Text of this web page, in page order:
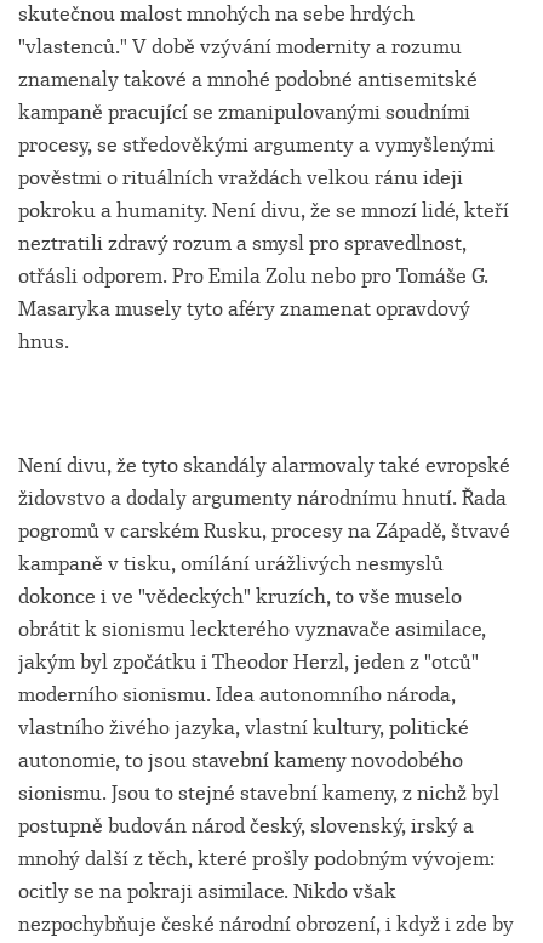
skutečnou malost mnohých na sebe hrdých
"vlastenců." V době vzývání modernity a rozumu
znamenaly takové a mnohé podobné antisemitské
kampaně pracující se zmanipulovanými soudními
procesy, se středověkými argumenty a vymyšlenými
pověstmi o rituálních vraždách velkou ránu ideji
pokroku a humanity. Není divu, že se mnozí lidé, kteří
neztratili zdravý rozum a smysl pro spravedlnost,
otřásli odporem. Pro Emila Zolu nebo pro Tomáše G.
Masaryka musely tyto aféry znamenat opravdový
hnus.
Není divu, že tyto skandály alarmovaly také evropské
židovstvo a dodaly argumenty národnímu hnutí. Řada
pogromů v carském Rusku, procesy na Západě, štvavé
kampaně v tisku, omílání urážlivých nesmyslů
dokonce i ve "vědeckých" kruzích, to vše muselo
obrátit k sionismu leckterého vyznavače asimilace,
jakým byl zpočátku i Theodor Herzl, jeden z "otců"
moderního sionismu. Idea autonomního národa,
vlastního živého jazyka, vlastní kultury, politické
autonomie, to jsou stavební kameny novodobého
sionismu. Jsou to stejné stavební kameny, z nichž byl
postupně budován národ český, slovenský, irský a
mnohý další z těch, které prošly podobným vývojem:
ocitly se na pokraji asimilace. Nikdo však
nezpochybňuje české národní obrození, i když i zde by